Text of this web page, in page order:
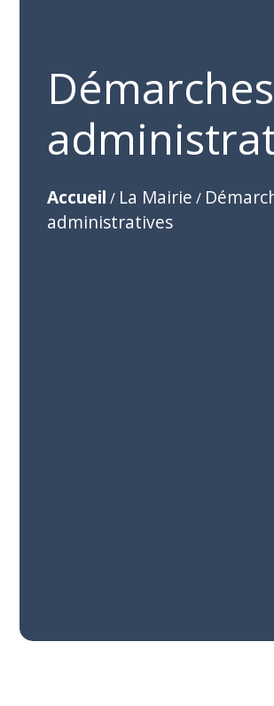
Démarches
Accueil / La Mairie /
administratives